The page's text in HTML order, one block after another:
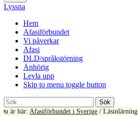
Öppna
meny:
%s
Lyssna
Hem
Afasiförbundet
Vi påverkar
Afasi
DLD/språkstörning
Anhörig
Levla upp
Skip to menu toggle button
Sök
efter:
Du är här: Afasiförbundet i Sverige / Läsinlärning